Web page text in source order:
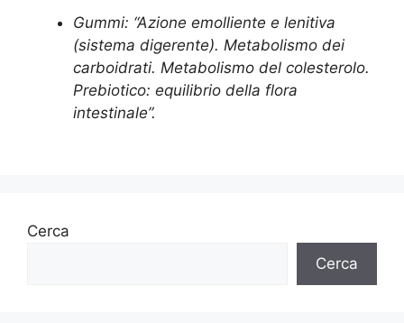
Gummi: “Azione emolliente e lenitiva
(sistema digerente). Metabolismo dei
carboidrati. Metabolismo del colesterolo.
Prebiotico: equilibrio della flora
intestinale”.
Cerca
Cerca